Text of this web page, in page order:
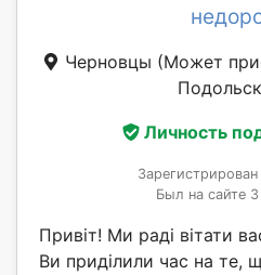
Черновцы (Может
Личность
Был на сайте
Привіт! Ми раді вітати
Ви приділили час на те,